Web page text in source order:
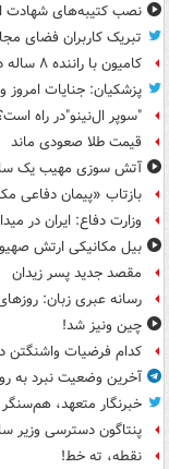
نصب کتیبه‌های شهادت
تبریک کاربران فضای
کامیون با راننده ۸ ساله در اصفهان توقیف شد
پزشکیان: جنایات
"سوپر ال‌نینو"در راه
قیمت طلا صعودی ماند
آتش سوزی مهیب یک ساختمان ۱۲ طبقه
بازتاب «پیمان دفاعی
وزارت دفاع: ایران در
بیل مکانیکی ارتش
مقصد جدید پسر زیدان
رسانه عبری زبان:
چین ونیز شد!
کدام فرضیات واشنگتن
آخرین وضعیت نبرد به
خبرنگار متعهد،
پنتاگون دسترسی وزیر
نقطه، ته خط!